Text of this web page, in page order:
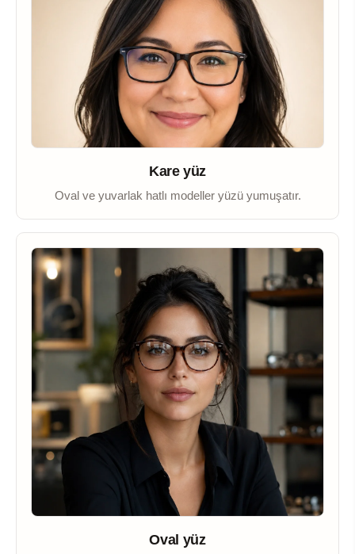
Kare yüz
Oval ve yuvarlak hatlı modeller yüzü yumuşatır.
Oval yüz